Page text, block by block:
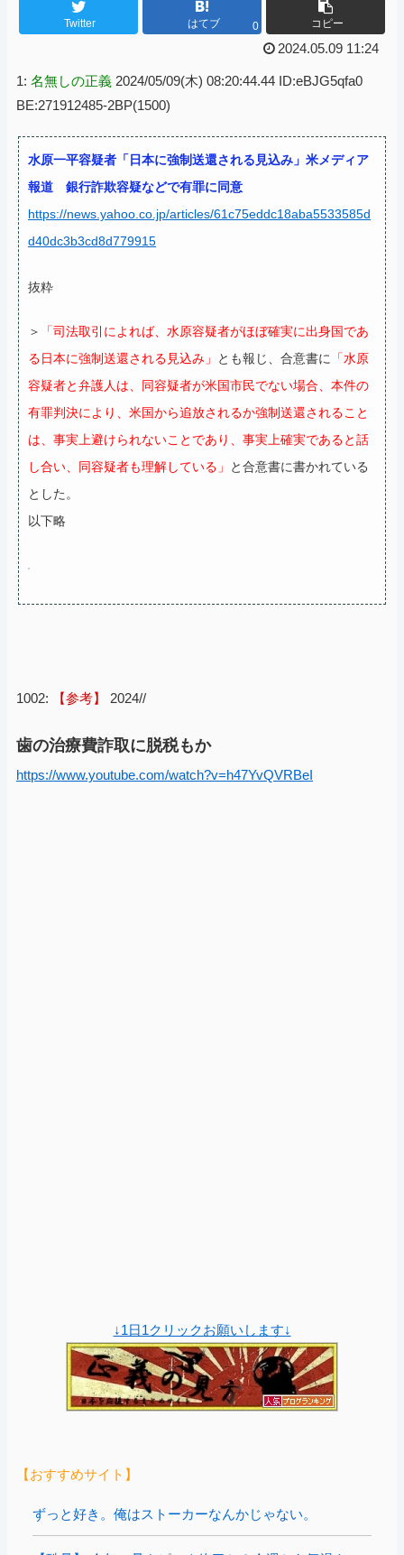
Twitter はてブ 0 コピー
2024.05.09 11:24
1: 名無しの正義 2024/05/09(木) 08:20:44.44 ID:eBJG5qfa0
BE:271912485-2BP(1500)
水原一平容疑者「日本に強制送還される見込み」米メディア
報道 銀行詐欺容疑などで有罪に同意
https://news.yahoo.co.jp/articles/61c75eddc18aba5533585d
d40dc3b3cd8d779915
抜粋
＞
「司法取引によれば、水原容疑者がほぼ確実に出身国であ
る日本に強制送還される見込み」
とも報じ、合意書に
「水原
容疑者と弁護人は、同容疑者が米国市民でない場合、本件の
有罪判決により、米国から追放されるか強制送還されること
は、事実上避けられないことであり、事実上確実であると話
し合い、同容疑者も理解している」
と合意書に書かれている
とした。
以下略
1002: 【参考】 2024//
歯の治療費詐取に脱税もか
https://www.youtube.com/watch?v=h47YvQVRBeI
↓1日1クリックお願いします↓
【おすすめサイト】
ずっと好き。俺はストーカーなんかじゃない。